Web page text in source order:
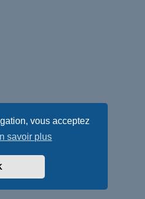
vous acceptez
savoir plus